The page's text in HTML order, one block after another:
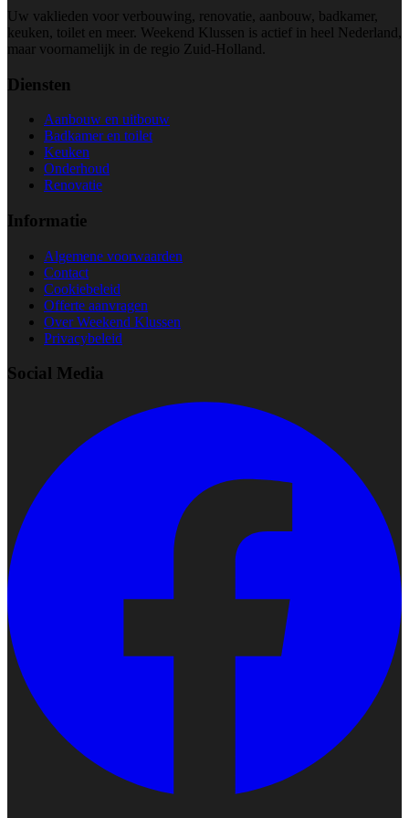
Uw vaklieden voor verbouwing, renovatie, aanbouw, badkamer,
keuken, toilet en meer. Weekend Klussen is actief in heel Nederland,
maar voornamelijk in de regio Zuid-Holland.
Diensten
Aanbouw en uitbouw
Badkamer en toilet
Keuken
Onderhoud
Renovatie
Informatie
Algemene voorwaarden
Contact
Cookiebeleid
Offerte aanvragen
Over Weekend Klussen
Privacybeleid
Social Media